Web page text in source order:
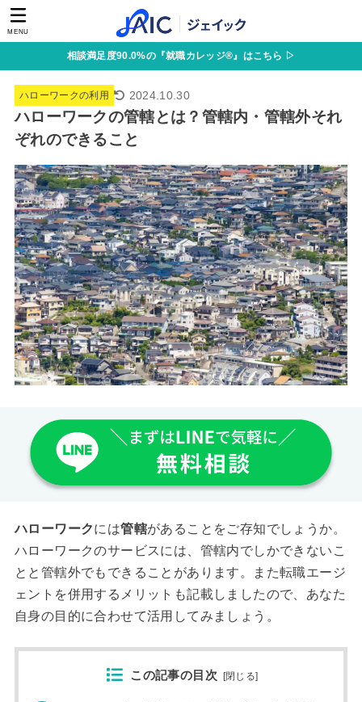
MENU
相談満足度90.0%の『就職カレッジ®』はこちら ▷
ハローワークの利用 2024.10.30
ハローワークの管轄とは？管轄内・管轄外それ
ぞれのできること
ハローワークには管轄があることをご存知でしょうか。
ハローワークのサービスには、管轄内でしかできないこ
とと管轄外でもできることがあります。また転職エージ
ェントを併用するメリットも記載しましたので、あなた
自身の目的に合わせて活用してみましょう。
この記事の目次 [閉じる]